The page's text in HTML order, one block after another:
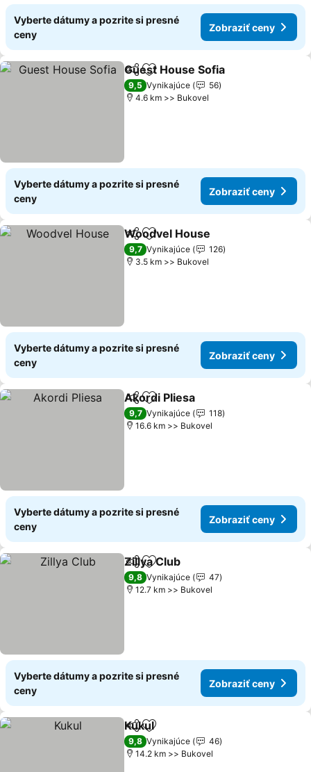
Vyberte dátumy a pozrite si presné
ceny
Zobraziť ceny
ZdieľaťPridať do obľúbených
Guest House Sofia
9,5 Vynikajúce
56
4.6 km >> Bukovel
Vyberte dátumy a pozrite si presné
ceny
Zobraziť ceny
ZdieľaťPridať do obľúbených
Woodvel House
9,7 Vynikajúce
126
3.5 km >> Bukovel
Vyberte dátumy a pozrite si presné
ceny
Zobraziť ceny
ZdieľaťPridať do obľúbených
Akordi Pliesa
9,7 Vynikajúce
118
16.6 km >> Bukovel
Vyberte dátumy a pozrite si presné
ceny
Zobraziť ceny
ZdieľaťPridať do obľúbených
Zillya Club
9,8 Vynikajúce
47
12.7 km >> Bukovel
Vyberte dátumy a pozrite si presné
ceny
Zobraziť ceny
ZdieľaťPridať do obľúbených
Kukul
9,8 Vynikajúce
46
14.2 km >> Bukovel